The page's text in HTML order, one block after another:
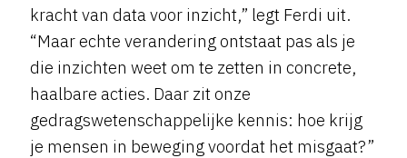
kracht van data voor inzicht,” legt Ferdi uit.
“Maar echte verandering ontstaat pas als je
die inzichten weet om te zetten in concrete,
haalbare acties. Daar zit onze
gedragswetenschappelijke kennis: hoe krijg
je mensen in beweging voordat het misgaat?”